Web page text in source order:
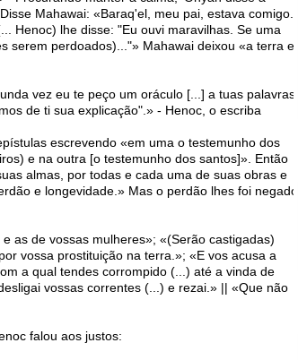
Mahawai: «Baraq'el, meu pai, estava comigo.»;
Henoc) lhe disse: "Eu ouvi maravilhas. Se uma
serem perdoados)..."» Mahawai deixou «a terra e
vez eu te peço um oráculo [...] a tuas palavras,
de ti sua explicação".» - Henoc, o escriba
escrevendo «em uma o testemunho dos
e na outra [o testemunho dos santos]». Então
almas, por todas e cada uma de suas obras e
e longevidade.» Mas o perdão lhes foi negado.
as de vossas mulheres»; «(Serão castigadas)
vossa prostituição na terra.»; «E vos acusa a
a qual tendes corrompido (...) até a vinda de
vossas correntes (...) e rezai.» || «Que não
falou aos justos: